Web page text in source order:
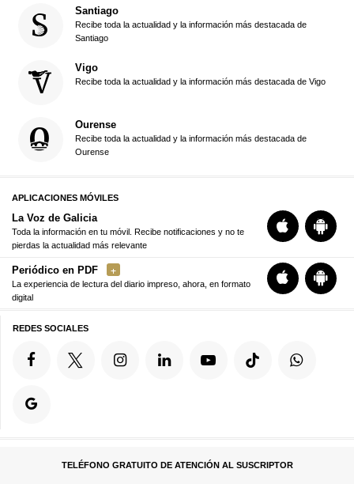
Santiago
Recibe toda la actualidad y la información más destacada de
Santiago
Vigo
Recibe toda la actualidad y la información más destacada de Vigo
Ourense
Recibe toda la actualidad y la información más destacada de
Ourense
APLICACIONES MÓVILES
La Voz de Galicia
Toda la información en tu móvil. Recibe notificaciones y no te
pierdas la actualidad más relevante
Periódico en PDF
La experiencia de lectura del diario impreso, ahora, en formato
digital
REDES SOCIALES
TELÉFONO GRATUITO DE ATENCIÓN AL SUSCRIPTOR